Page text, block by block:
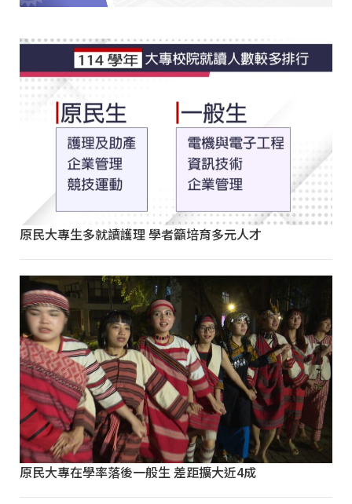
原民大專生多就讀護理 學者籲培育多元人才
原民大專在學率落後一般生 差距擴大近4成